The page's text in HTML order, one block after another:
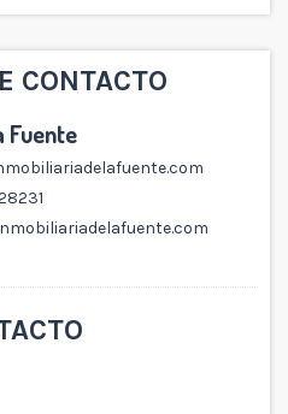
CONTACTO
Fuente